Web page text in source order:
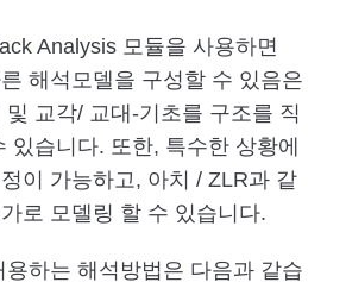
Analysis 모듈을 사용하면
해석모델을 구성할 수 있음은
교각/ 교대-기초를 구조를 직
있습니다. 또한, 특수한 상황에
이 가능하고, 아치 / ZLR과 같
로 모델링 할 수 있습니다.
용하는 해석방법은 다음과 같습